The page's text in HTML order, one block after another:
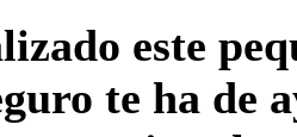
este
te ha de